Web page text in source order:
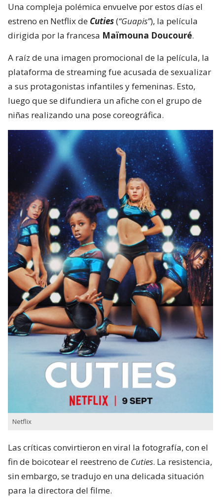
Una compleja polémica envuelve por estos días el
estreno en Netflix de Cuties(“Guapis”), la película
dirigida por la francesa Maïmouna Doucouré.
A raíz de una imagen promocional de la película, la
plataforma de streaming fue acusada de sexualizar
a sus protagonistas infantiles y femeninas. Esto,
luego que se difundiera un afiche con el grupo de
niñas realizando una pose coreográfica.
Netflix
Las críticas convirtieron en viral la fotografía, con el
fin de boicotear el reestreno de Cuties. La resistencia,
sin embargo, se tradujo en una delicada situación
para la directora del filme.